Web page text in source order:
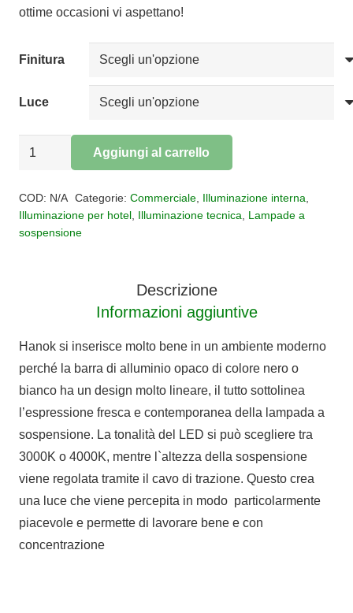
ottime occasioni vi aspettano!
Finitura
Luce
Sospensione
38W
3000K
Aggiungi al carrello
COD: N/A Categorie: Commerciale, Illuminazione interna
Illuminazione per hotel Illuminazione tecnica
Lampade a
sospensione
Descrizione
Informazioni aggiuntive
Hanok si inserisce molto bene in un ambiente moderno
perché la barra di alluminio opaco di colore nero o
bianco ha un design molto lineare, il tutto sottolinea
l’espressione fresca e contemporanea della lampada a
sospensione. La tonalità del LED si può scegliere tra
3000K o 4000K, mentre l`altezza della sospensione
viene regolata tramite il cavo di trazione. Questo crea
una luce che viene percepita in modo particolarmente
piacevole e permette di lavorare bene e con
concentrazione